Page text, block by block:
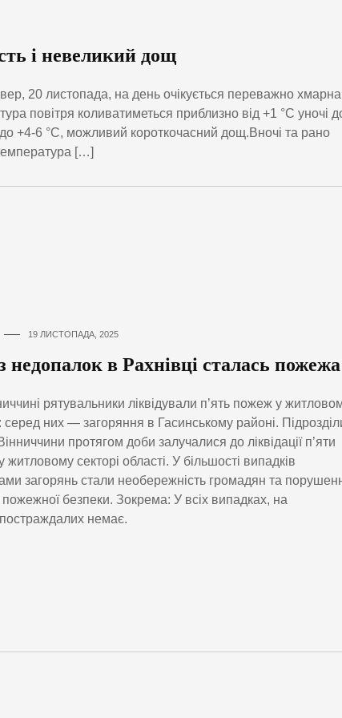
і невеликий дощ
20 листопада, на день очікується переважно хмарна
повітря коливатиметься приблизно від +1 °C уночі
+4-6 °C, можливий короткочасний дощ.Вночі та рано
[…]
19 ЛИСТОПАДА, 2025
недопалок в Рахнівці сталась пожежа
рятувальники ліквідували п’ять пожеж у
серед них — загоряння в Гасинському районі.
протягом доби залучалися до ліквідації п’яти
житловому секторі області. У більшості випадків
загорянь стали необережність громадян та
безпеки. Зокрема: У всіх випадках, на
немає.